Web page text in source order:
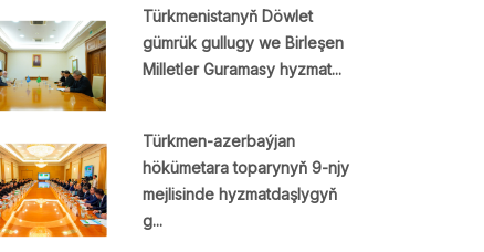
Türkmenistanyň Döwlet
gümrük gullugy we Birleşen
Milletler Guramasy hyzmat...
Türkmen-azerbaýjan
hökümetara toparynyň 9-njy
mejlisinde hyzmatdaşlygyň
g...